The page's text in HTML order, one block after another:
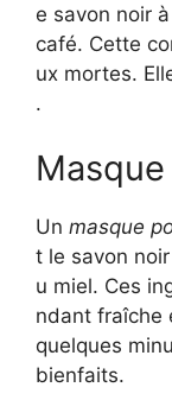
e savon noir
café. Cette
ux mortes.
.
Un masque
t le savon
u miel. Ces
ndant fraîche
quelques
bienfaits.